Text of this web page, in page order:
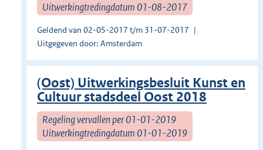
Uitwerkingtredingdatum 01-08-2017
Geldend van 02-05-2017 t/m 31-07-2017
Uitgegeven door: Amsterdam
(Oost) Uitwerkingsbesluit Kunst en
Cultuur stadsdeel Oost 2018
Regeling vervallen per 01-01-2019
Uitwerkingtredingdatum 01-01-2019